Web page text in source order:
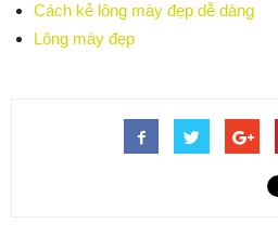
Cách kẻ lông mày đẹp dễ dàng
Lông mày đẹp